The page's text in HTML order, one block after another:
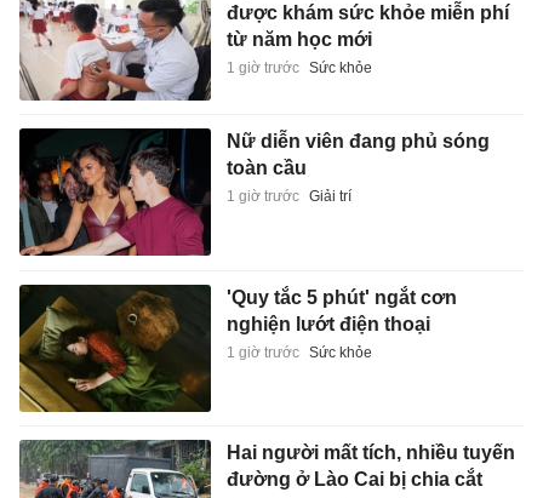
được khám sức khỏe miễn phí
từ năm học mới
1 giờ trước Sức khỏe
Nữ diễn viên đang phủ sóng
toàn cầu
1 giờ trước Giải trí
'Quy tắc 5 phút' ngắt cơn
nghiện lướt điện thoại
1 giờ trước Sức khỏe
Hai người mất tích, nhiều tuyến
đường ở Lào Cai bị chia cắt